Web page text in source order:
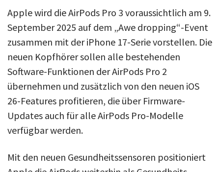
Apple wird die AirPods Pro 3 voraussichtlich am 9.
September 2025 auf dem „Awe dropping“-Event
zusammen mit der iPhone 17-Serie vorstellen. Die
neuen Kopfhörer sollen alle bestehenden
Software-Funktionen der AirPods Pro 2
übernehmen und zusätzlich von den neuen iOS
26-Features profitieren, die über Firmware-
Updates auch für alle AirPods Pro-Modelle
verfügbar werden.
Mit den neuen Gesundheitssensoren positioniert